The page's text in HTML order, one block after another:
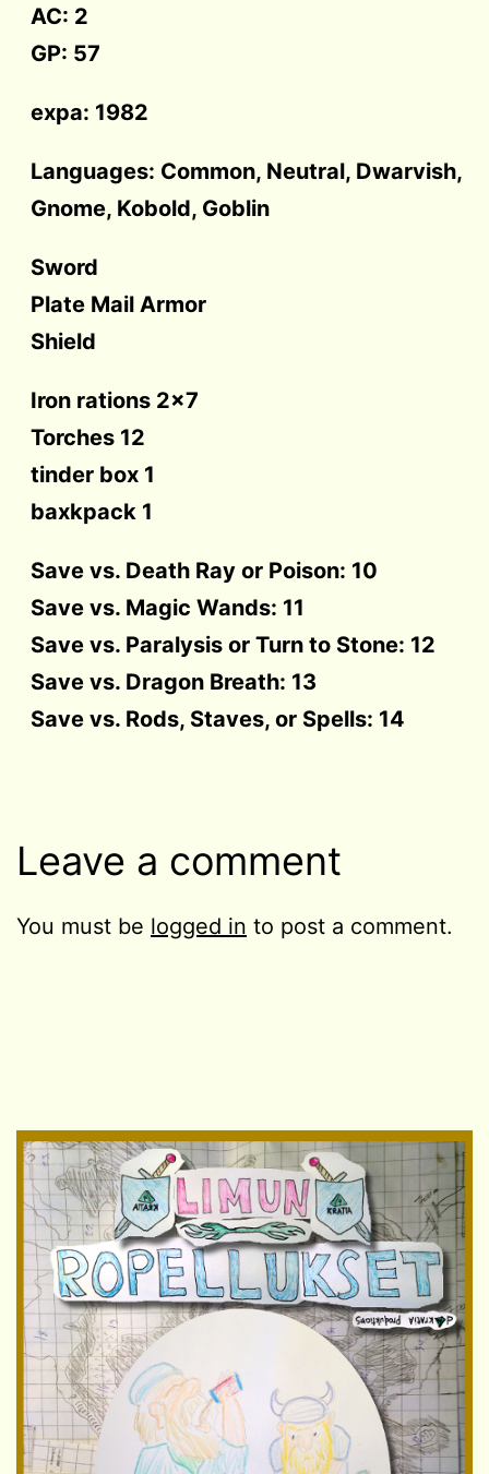
AC: 2
GP: 57
expa: 1982
Languages: Common, Neutral, Dwarvish,
Gnome, Kobold, Goblin
Sword
Plate Mail Armor
Shield
Iron rations 2×7
Torches 12
tinder box 1
baxkpack 1
Save vs. Death Ray or Poison: 10
Save vs. Magic Wands: 11
Save vs. Paralysis or Turn to Stone: 12
Save vs. Dragon Breath: 13
Save vs. Rods, Staves, or Spells: 14
Leave a comment
You must be logged in to post a comment.